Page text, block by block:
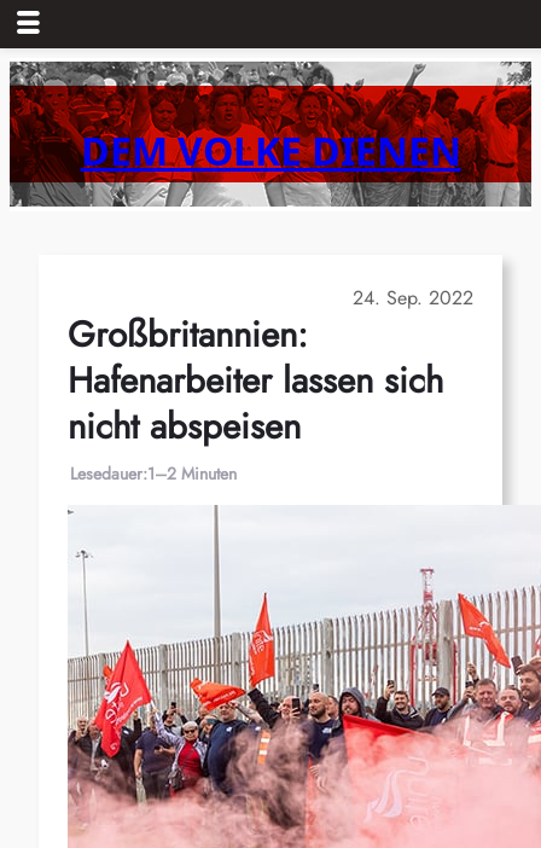
Zum
Inhalt
springenDEM VOLKE DIENEN
24. Sep. 2022
Großbritannien:
Hafenarbeiter lassen sich
nicht abspeisen
Lesedauer:1–2 Minuten